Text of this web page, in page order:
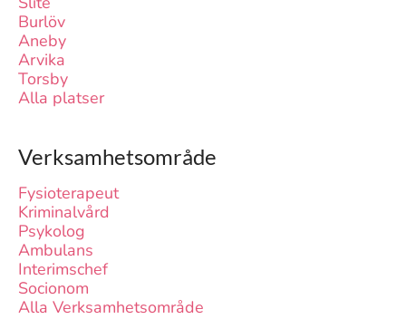
Burlöv
Aneby
Arvika
Torsby
Alla platser
Verksamhetsområde
Fysioterapeut
Kriminalvård
Psykolog
Ambulans
Interimschef
Socionom
Alla Verksamhetsområde